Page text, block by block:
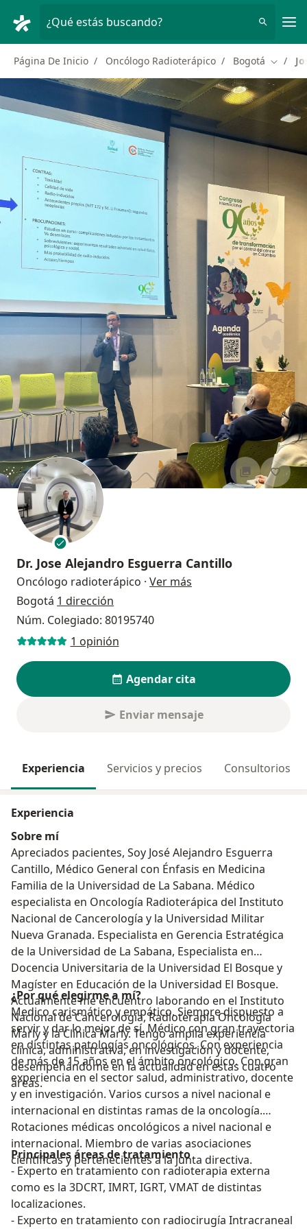
¿Qué estás buscando?
Página De Inicio Oncólogo Radioterápico Bogotá
Dr. Jose Alejandro Esguerra Cantillo
Oncólogo radioterápico · Ver más
Bogotá 1 dirección
Núm. Colegiado: 80195740
1 opinión
Agendar cita
Enviar mensaje
Experiencia Servicios y precios Consultorios
Experiencia
Sobre mí
Apreciados pacientes, Soy José Alejandro Esguerra
Cantillo, Médico General con Énfasis en Medicina
Familia de la Universidad de La Sabana. Médico
especialista en Oncología Radioterápica del Instituto
Nacional de Cancerología y la Universidad Militar
Nueva Granada. Especialista en Gerencia Estratégica
de la Universidad de La Sabana, Especialista en
Docencia Universitaria de la Universidad El Bosque y
Magíster en Educación de la Universidad El Bosque.
Actualmente me encuentro laborando en el Instituto
Nacional de Cancerología, Radioterapia Oncología
Marly y la Clínica Marly. Tengo amplia experiencia
clínica, administrativa, en investigación y docente,
desempeñándome en la actualidad en estas cuatro
áreas.
¿Por qué elegirme a mí?
Medico carismático y empático. Siempre dispuesto a
servir y dar lo mejor de sí. Médico con gran trayectoria
en distintas patologías oncológicos. Con experiencia
de más de 15 años en el ámbito oncológico. Con gran
experiencia en el sector salud, administrativo, docente
y en investigación. Varios cursos a nivel nacional e
internacional en distintas ramas de la oncología.
Rotaciones médicas oncológicos a nivel nacional e
internacional. Miembro de varias asociaciones
científicas y pertenecientes a la junta directiva.
Principales áreas de tratamiento
- Experto en tratamiento con radioterapia externa
como es la 3DCRT, IMRT, IGRT, VMAT de distintas
localizaciones.
- Experto en tratamiento con radiocirugía Intracraneal